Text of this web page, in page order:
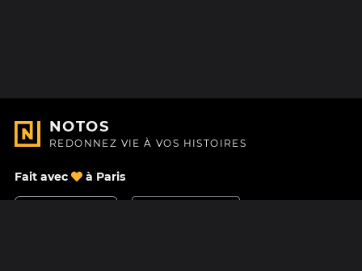
NOTOS
REDONNEZ VIE À VOS HISTOIRES
Fait avec à Paris